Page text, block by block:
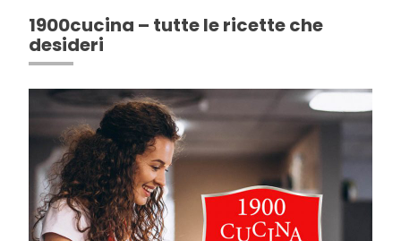
1900cucina – tutte le ricette che
desideri